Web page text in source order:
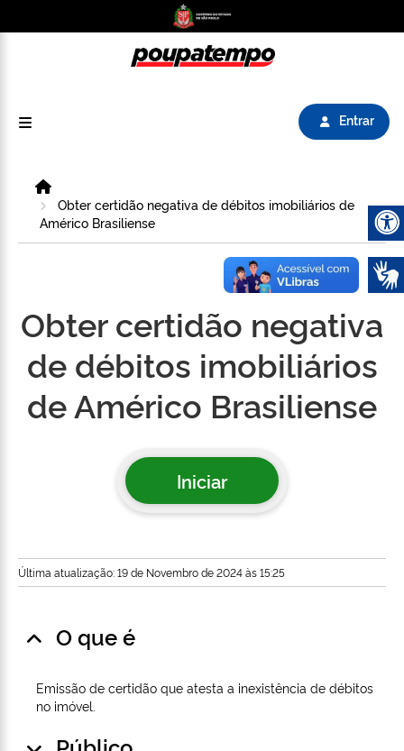
Entrar
Obter certidão negativa de débitos imobiliários de
Américo Brasiliense
Obter certidão negativa
de débitos imobiliários
de Américo Brasiliense
Iniciar
Última atualização: 19 de Novembro de 2024 às 15:25
O que é
Emissão de certidão que atesta a inexistência de débitos
no imóvel.